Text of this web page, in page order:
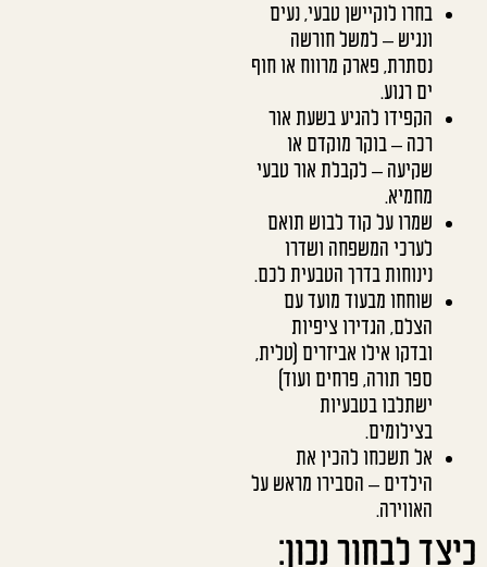
בחרו לוקיישן טבעי, נעים
ונגיש – למשל חורשה
נסתרת, פארק מרווח או חוף
ים רגוע.
הקפידו להגיע בשעת אור
רכה – בוקר מוקדם או
שקיעה – לקבלת אור טבעי
מחמיא.
שמרו על קוד לבוש תואם
לערכי המשפחה ושדרו
נינוחות בדרך הטבעית לכם.
שוחחו מבעוד מועד עם
הצלם, הגדירו ציפיות
ובדקו אילו אביזרים (טלית,
ספר תורה, פרחים ועוד)
ישתלבו בטבעיות
בצילומים.
אל תשכחו להכין את
הילדים – הסבירו מראש על
האווירה.
כיצד לבחור נכון: